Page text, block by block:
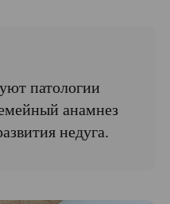
патологии
анамнез
недуга.